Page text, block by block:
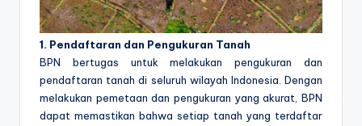
1. Pendaftaran dan Pengukuran Tanah
BPN bertugas untuk melakukan pengukuran dan
pendaftaran tanah di seluruh wilayah Indonesia. Dengan
melakukan pemetaan dan pengukuran yang akurat, BPN
dapat memastikan bahwa setiap tanah yang terdaftar